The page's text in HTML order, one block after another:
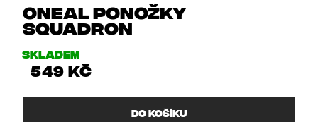
Oneal ponožky
SQUADRON
Skladem
549 Kč
DO KOŠÍKU